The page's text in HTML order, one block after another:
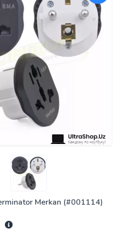
Merkan (#001114)